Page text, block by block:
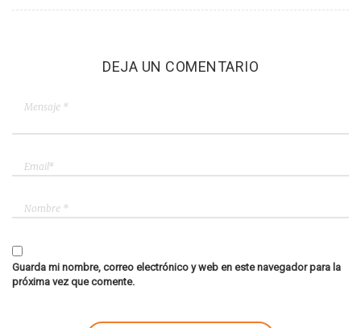
DEJA UN COMENTARIO
Guarda mi nombre, correo electrónico y web en este navegador para la
próxima vez que comente.